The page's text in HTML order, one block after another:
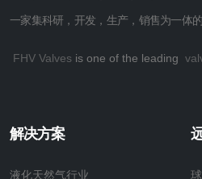
一家集科研，开发，生产，销售为一体
FHV Valves is one of the leading
解决方案
液化天然气行业